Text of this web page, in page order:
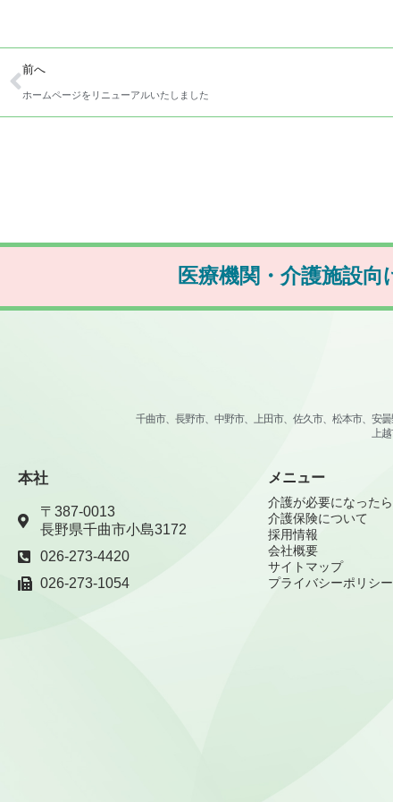
前へ
ホームページをリニューアルいたしました
医療機関・介護施設向
千曲市、長野市、中野市、上田市、佐久市、松本市、安
上
本社
〒387-0013
長野県千曲市小島3172
026-273-4420
026-273-1054
メニュー
介護が必要になったら
介護保険について
採用情報
会社概要
サイトマップ
プライバシーポリシー